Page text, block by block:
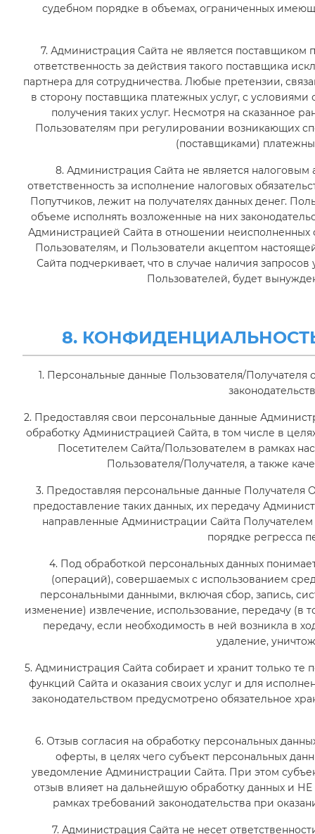
судебном порядке в объемах, ограниченных
7. Администрация Сайта не является поставщиком
ответственность за действия такого поставщика
партнера для сотрудничества. Любые претензии,
в сторону поставщика платежных услуг, с
получения таких услуг. Несмотря на сказанное
Пользователям при регулировании возникающих
(поставщиками)
8. Администрация Сайта не является
ответственность за исполнение налоговых
Попутчиков, лежит на получателях данных денег.
объеме исполнять возложенные на них
Администрацией Сайта в отношении неисполненных
Пользователям, и Пользователи акцептом
Сайта подчеркивает, что в случае наличия
Пользователей, будет
8.
1. Персональные данные Пользователя/
2. Предоставляя свои персональные данные
обработку Администрацией Сайта, в том числе в
Посетителем Сайта/Пользователем в рамках
Пользователя/Получателя, а также
3. Предоставляя персональные данные Получателя
предоставление таких данных, их передачу
направленные Администрации Сайта Получателем
порядке регресса
4. Под обработкой персональных данных
(операций), совершаемых с использованием
персональными данными, включая сбор, запись,
изменение) извлечение, использование, передачу (в
передачу, если необходимость в ней возникла в
удаление,
5. Администрация Сайта собирает и хранит только
функций Сайта и оказания своих услуг и для
законодательством предусмотрено обязательное
6. Отзыв согласия на обработку персональных
оферты, в целях чего субъект персональных
уведомление Администрации Сайта. При этом
отзыв влияет на дальнейшую обработку данных и
рамках требований законодательства при
7. Администрация Сайта не несет